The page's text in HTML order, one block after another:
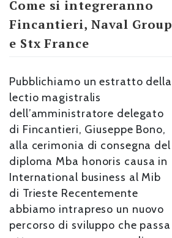
Come si integreranno
Fincantieri, Naval Group
e Stx France
Pubblichiamo un estratto della
lectio magistralis
dell’amministratore delegato
di Fincantieri, Giuseppe Bono,
alla cerimonia di consegna del
diploma Mba honoris causa in
International business al Mib
di Trieste Recentemente
abbiamo intrapreso un nuovo
percorso di sviluppo che passa